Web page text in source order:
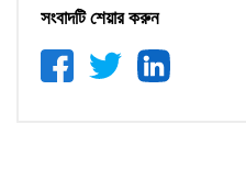
সংবাদটি শেয়ার করুন